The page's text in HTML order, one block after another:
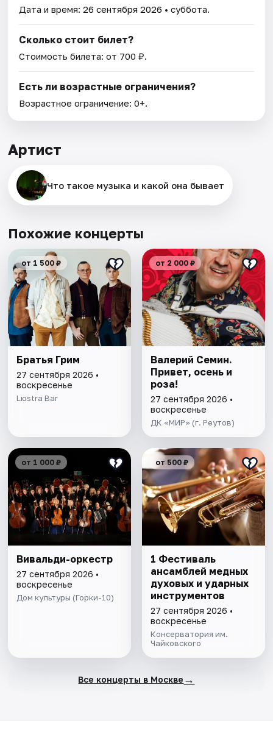
Дата и время:26 сентября 2026 • суббота.
Сколько стоит билет?
Стоимость билета: от 700 ₽.
Есть ли возрастные ограничения?
Возрастное ограничение: 0+.
Артист
Что такое музыка и какой она бывает
Похожие концерты
от 1 500 ₽
Братья Грим
27 сентября 2026 •
воскресенье
Lюstra Bar
от 2 000 ₽
Валерий Семин.
Привет, осень и
роза!
27 сентября 2026 •
воскресенье
ДК «МИР» (г. Реутов)
от 1 000 ₽
Вивальди-оркестр
27 сентября 2026 •
воскресенье
Дом культуры (Горки-10)
от 500 ₽
1 Фестиваль
ансамблей медных
духовых и ударных
инструментов
27 сентября 2026 •
воскресенье
Консерватория им.
Чайковского
Все концерты в Москве →